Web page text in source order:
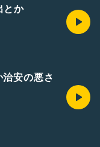
とか
安の悪さ